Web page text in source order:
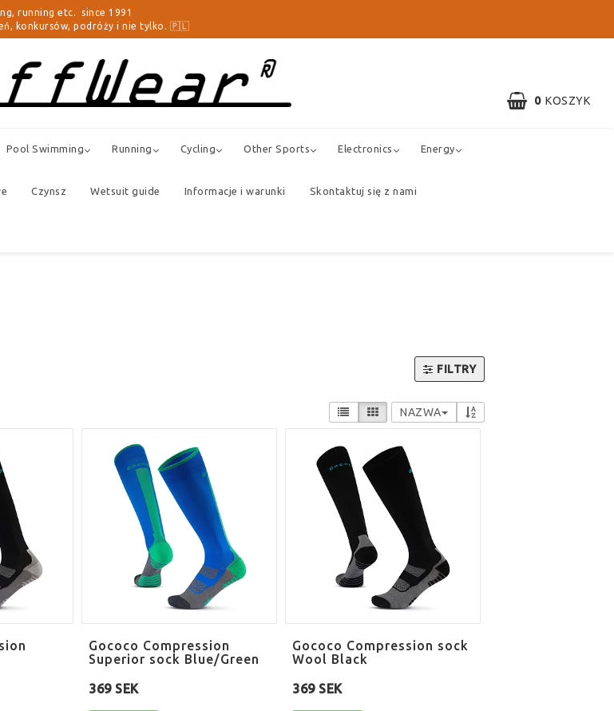
etc. since 1991
konkursów, podróży i nie tylko. 🇵🇱
0 KOSZYK
Pool Swimming Running Cycling Other Sports Electronics Energy
Czynsz Wetsuit guide Informacje i warunki Skontaktuj się z nami
FILTRY
NAZWA
Gococo Compression
Superior sock Blue/Green
369 SEK
Gococo Compression sock
Wool Black
369 SEK